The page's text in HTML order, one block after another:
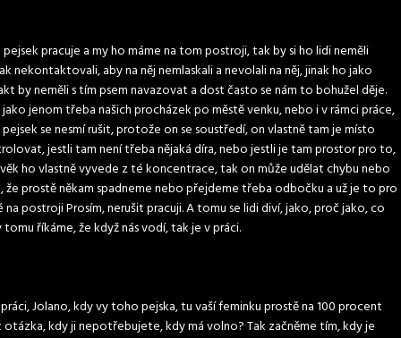
pracuje a my ho máme na tom postroji, tak by si ho lidi neměli
nekontaktovali, aby na něj nemlaskali a nevolali na něj, jinak ho jako
by neměli s tím psem navazovat a dost často se nám to bohužel děje.
jenom třeba našich procházek po městě venku, nebo i v rámci práce,
se nesmí rušit, protože on se soustředí, on vlastně tam je místo
jestli tam není třeba nějaká díra, nebo jestli je tam prostor pro to,
ho vlastně vyvede z té koncentrace, tak on může udělat chybu nebo
že prostě někam spadneme nebo přejdeme třeba odbočku a už je to pro
postroji Prosím, nerušit pracuji. A tomu se lidi diví, jako, proč jako, co
říkáme, že když nás vodí, tak je v práci.
Jolano, kdy vy toho pejska, tu vaší feminku prostě na 100 procent
kdy ji nepotřebujete, kdy má volno? Tak začněme tím, kdy je